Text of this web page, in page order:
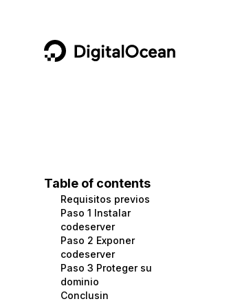
DigitalOcean
Containers and Images
Managed Databases
Management and Dev Tools
Networking
Security
Data and IoT
Developer Tools
Gaming and Media
Hosting
Security and Networking
Developer Tools
Get Involved
Utilities and Help
Table of contents
Requisitos previos
Paso 1 Instalar
codeserver
Paso 2 Exponer
codeserver
Paso 3 Proteger su
dominio
Conclusin